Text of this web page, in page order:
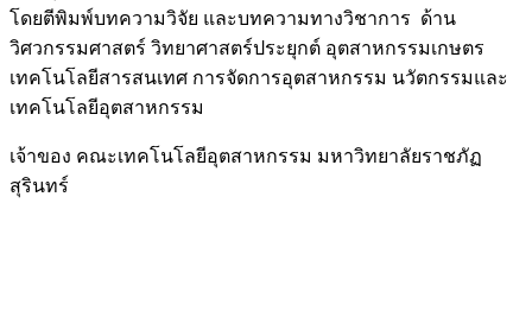
โดยตีพิมพ์บทความวิจัย และบทความทางวิชาการ ด้าน
วิศวกรรมศาสตร์ วิทยาศาสตร์ประยุกต์ อุตสาหกรรมเกษตร
เทคโนโลยีสารสนเทศ การจัดการอุตสาหกรรม นวัตกรรมและ
เทคโนโลยีอุตสาหกรรม
เจ้าของ คณะเทคโนโลยีอุตสาหกรรม มหาวิทยาลัยราชภัฏ
สุรินทร์